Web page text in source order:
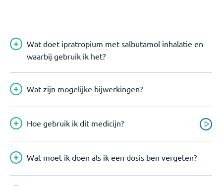
Wat doet ipratropium met salbutamol inhalatie en
waarbij gebruik ik het?
Wat zijn mogelijke bijwerkingen?
Hoe gebruik ik dit medicijn?
Wat moet ik doen als ik een dosis ben vergeten?